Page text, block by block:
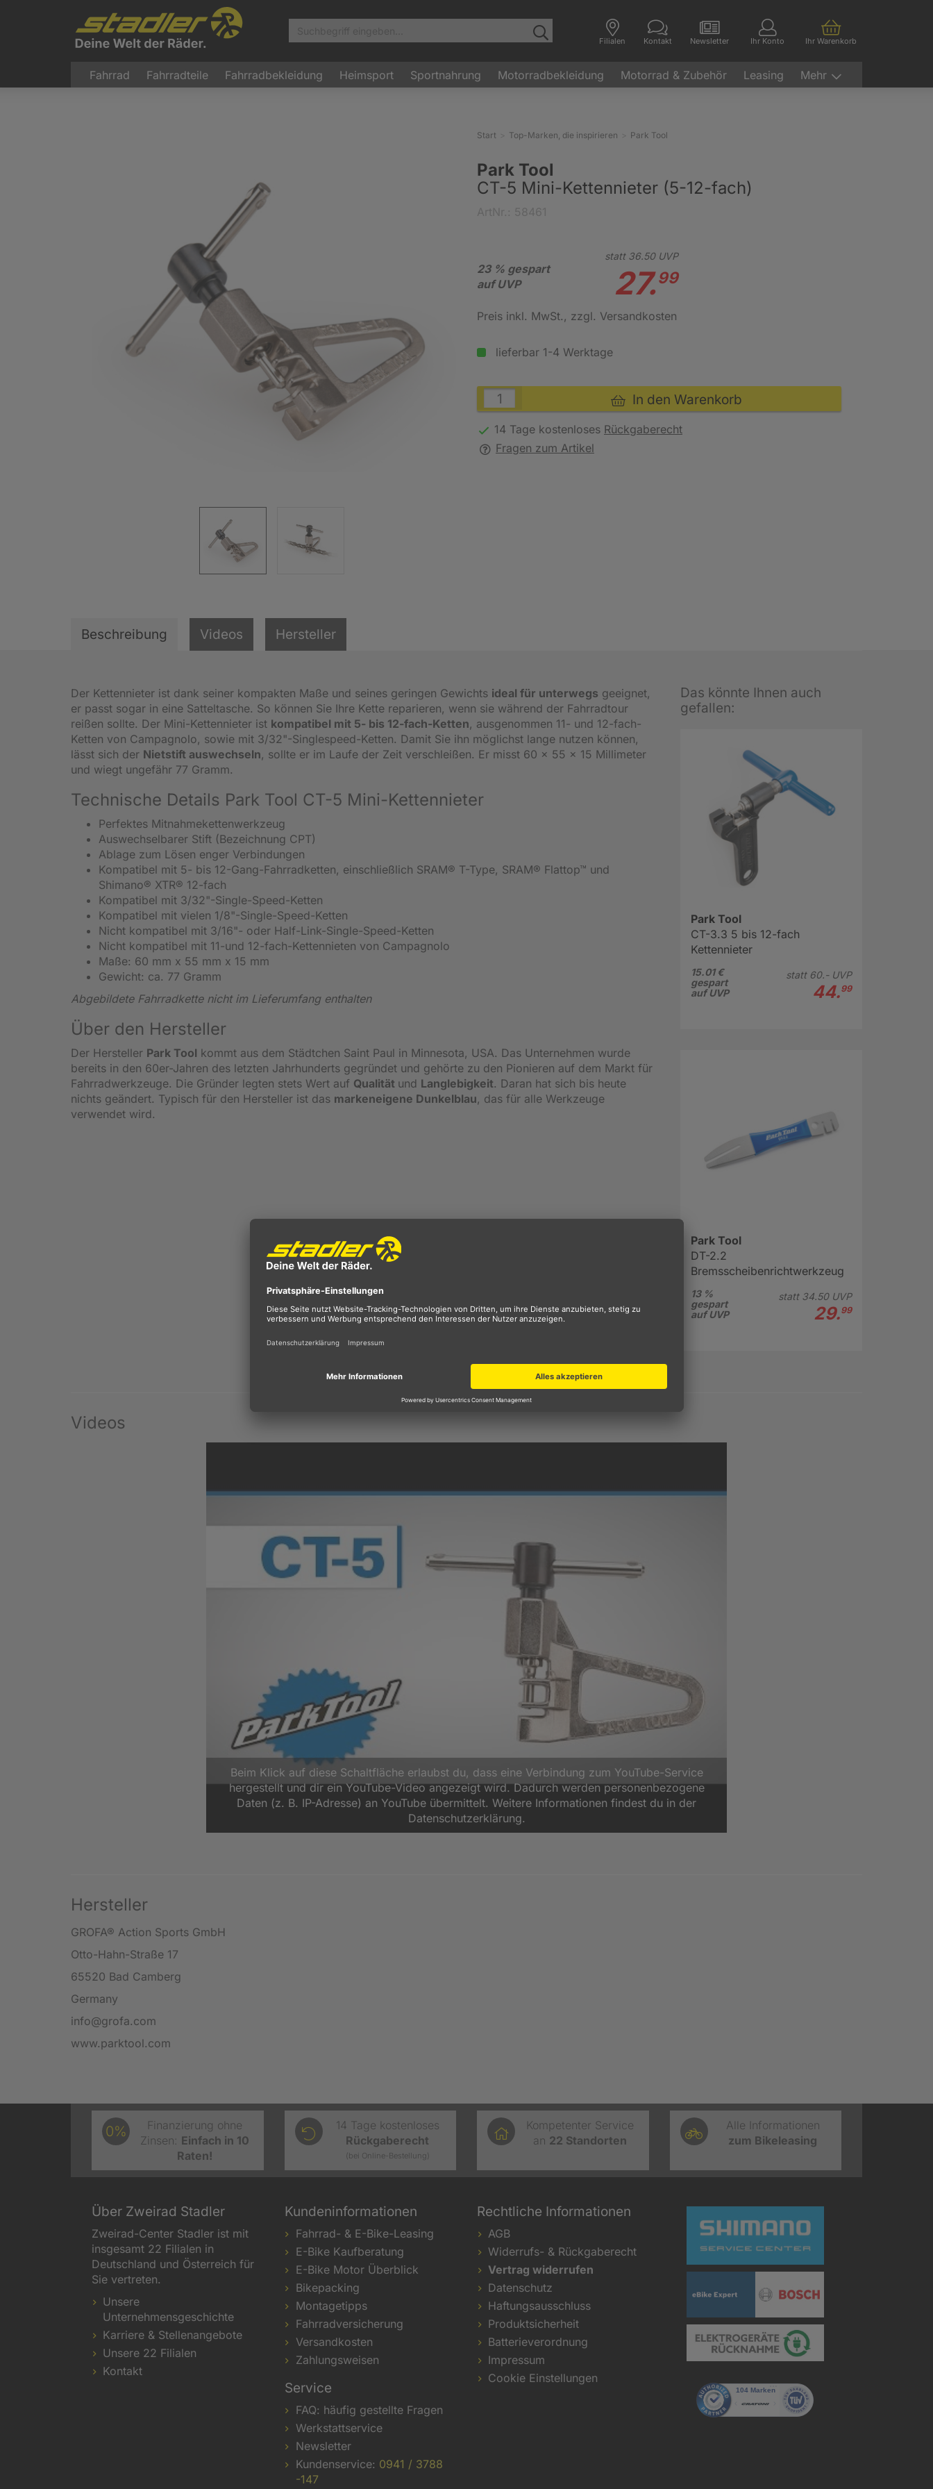
Filialen Kontakt Newsletter Ihr Konto Ihr Warenkorb
Fahrrad Fahrradteile Fahrradbekleidung Heimsport Sportnahrung Motorradbekleidung Motorrad & Zubehör Leasing Mehr
Start Top-Marken, die inspirieren Park Tool
Park Tool
CT-5 Mini-Kettennieter (5-12-fach)
23 % gespart
auf UVP
statt 36.50UVP
27.99
Preis inkl. MwSt., zzgl. Versandkosten
lieferbar 1-4 Werktage
In den Warenkorb
14 Tage kostenloses Rückgaberecht
Fragen zum Artikel
Beschreibung Videos Hersteller
Der Kettennieter ist dank seiner kompakten Maße und seines geringen Gewichts ideal für unterwegs geeignet,
er passt sogar in eine Satteltasche. So können Sie Ihre Kette reparieren, wenn sie während der Fahrradtour
reißen sollte. Der Mini-Kettennieter ist kompatibel mit 5- bis 12-fach-Ketten, ausgenommen 11- und 12-fach-
Ketten von Campagnolo, sowie mit 3/32"-Singlespeed-Ketten. Damit Sie ihn möglichst lange nutzen können,
lässt sich der Nietstift auswechseln, sollte er im Laufe der Zeit verschleißen. Er misst 60 x 55 x 15 Millimeter
und wiegt ungefähr 77 Gramm.
Technische Details Park Tool CT-5 Mini-Kettennieter
Perfektes Mitnahmekettenwerkzeug
Auswechselbarer Stift (Bezeichnung CPT)
Ablage zum Lösen enger Verbindungen
Kompatibel mit 5- bis 12-Gang-Fahrradketten, einschließlich SRAM® T-Type, SRAM® Flattop™ und
Shimano® XTR® 12-fach
Kompatibel mit 3/32"-Single-Speed-Ketten
Kompatibel mit vielen 1/8"-Single-Speed-Ketten
Nicht kompatibel mit 3/16"- oder Half-Link-Single-Speed-Ketten
Nicht kompatibel mit 11-und 12-fach-Kettennieten von Campagnolo
Maße: 60 mm x 55 mm x 15 mm
Gewicht: ca. 77 Gramm
Abgebildete Fahrradkette nicht im Lieferumfang enthalten
Über den Hersteller
Der Hersteller Park Tool kommt aus dem Städtchen Saint Paul in Minnesota, USA. Das Unternehmen wurde
bereits in den 60er-Jahren des letzten Jahrhunderts gegründet und gehörte zu den Pionieren auf dem Markt für
Fahrradwerkzeuge. Die Gründer legten stets Wert auf Qualität und Langlebigkeit. Daran hat sich bis heute
nichts geändert. Typisch für den Hersteller ist das markeneigene Dunkelblau, das für alle Werkzeuge
verwendet wird.
Das könnte Ihnen auch
gefallen:
Park Tool
CT-3.3 5 bis 12-fach
Kettennieter
15.01 €
gespart
auf UVP
statt 60.-UVP
44.99
Park Tool
DT-2.2
Bremsscheibenrichtwerkzeug
13 %
gespart
auf UVP
statt 34.50UVP
29.99
Videos
Beim Klick auf diese Schaltfläche erlaubst du, dass eine Verbindung zum YouTube-Service
hergestellt und dir ein YouTube-Video angezeigt wird. Dadurch werden personenbezogene
Daten (z. B. IP-Adresse) an YouTube übermittelt. Weitere Informationen findest du in der
Datenschutzerklärung.
Hersteller
GROFA® Action Sports GmbH
Otto-Hahn-Straße 17
65520 Bad Camberg
Germany
info@grofa.com
www.parktool.com
0%
Finanzierung ohne
Zinsen: Einfach in 10
Raten!
14 Tage kostenloses
Rückgaberecht
(bei Online-Bestellung)
Kompetenter Service
an 22 Standorten
Alle Informationen
zum Bikeleasing
Über Zweirad Stadler
Zweirad-Center Stadler ist mit
insgesamt 22 Filialen in
Deutschland und Österreich für
Sie vertreten.
Unsere
Unternehmensgeschichte
Karriere & Stellenangebote
Unsere 22 Filialen
Kontakt
Kundeninformationen
Fahrrad- & E-Bike-Leasing
E-Bike Kaufberatung
E-Bike Motor Überblick
Bikepacking
Montagetipps
Fahrradversicherung
Versandkosten
Zahlungsweisen
Service
FAQ: häufig gestellte Fragen
Werkstattservice
Newsletter
Kundenservice: 0941 / 3788
-147
Rechtliche Informationen
AGB
Widerrufs- & Rückgaberecht
Vertrag widerrufen
Datenschutz
Haftungsausschluss
Produktsicherheit
Batterieverordnung
Impressum
Cookie Einstellungen